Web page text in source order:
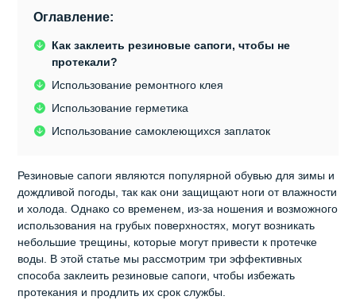
Оглавление:
Как заклеить резиновые сапоги, чтобы не
протекали?
Использование ремонтного клея
Использование герметика
Использование самоклеющихся заплаток
Резиновые сапоги являются популярной обувью для зимы и
дождливой погоды, так как они защищают ноги от влажности
и холода. Однако со временем, из-за ношения и возможного
использования на грубых поверхностях, могут возникать
небольшие трещины, которые могут привести к протечке
воды. В этой статье мы рассмотрим три эффективных
способа заклеить резиновые сапоги, чтобы избежать
протекания и продлить их срок службы.